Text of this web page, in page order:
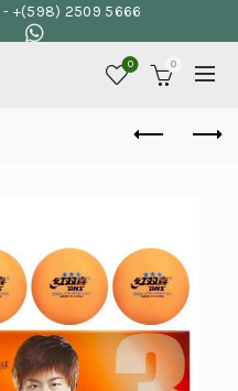
- +(598) 2509 5666
0 0